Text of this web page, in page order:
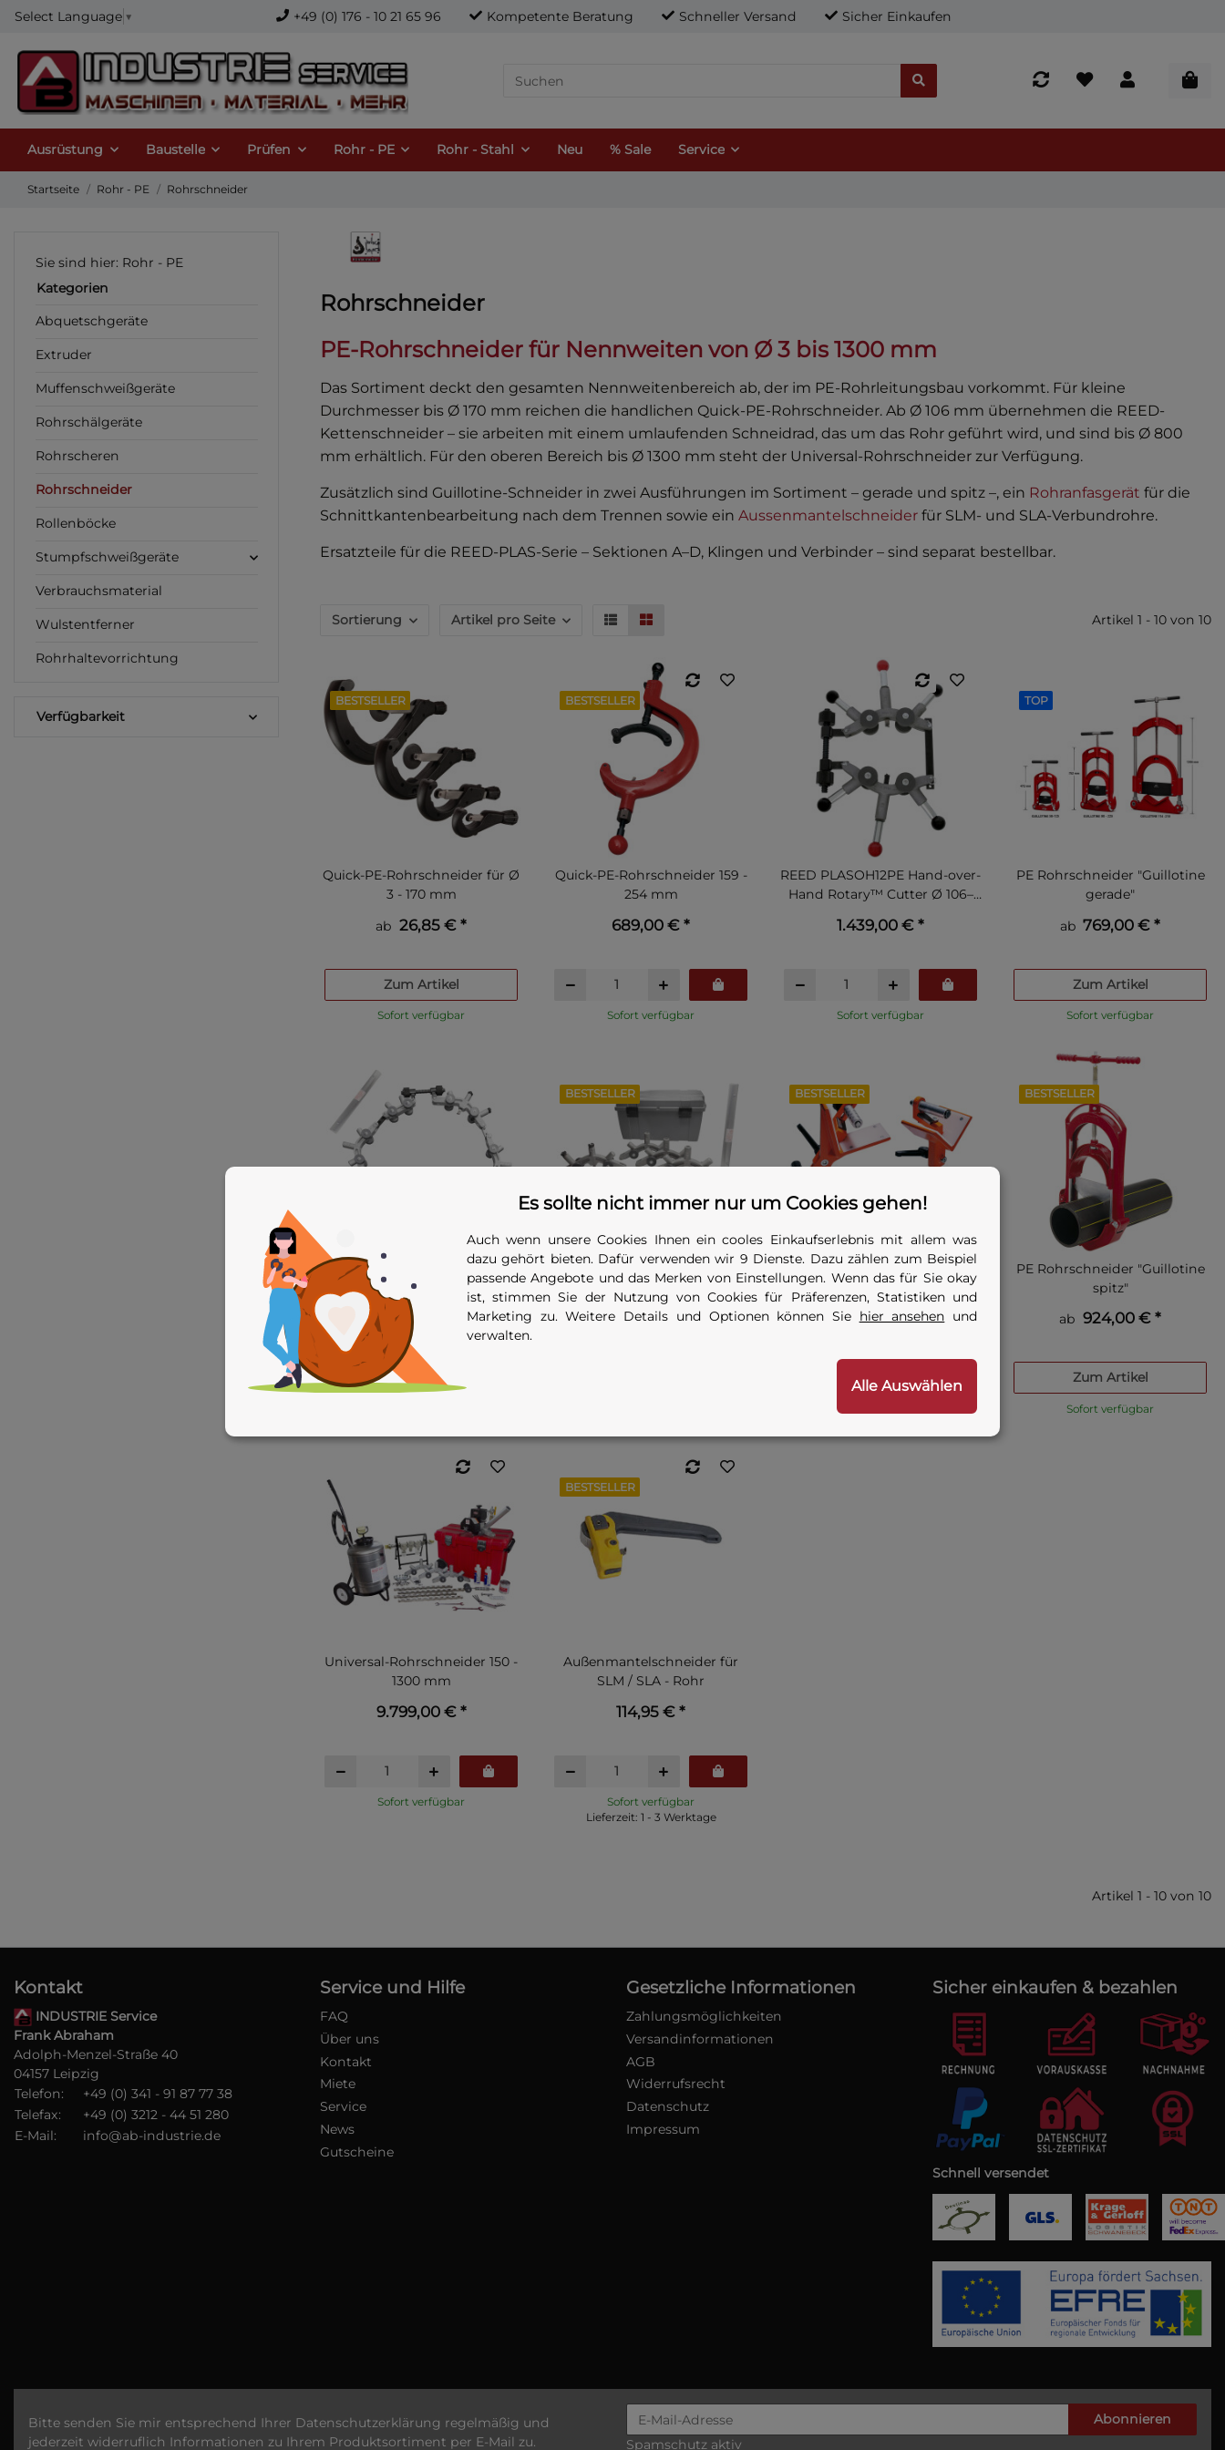
Select Language ▼ +49 (0) 176 - 10 21 65 96 Kompetente Beratung Schneller Versand Sicher Einkaufen
Ausrüstung Baustelle Prüfen Rohr - PE Rohr - Stahl Neu % Sale Service
Startseite Rohr - PE Rohrschneider
Rohrschneider
PE-Rohrschneider für Nennweiten von Ø 3 bis 1300 mm
Das Sortiment deckt den gesamten Nennweitenbereich ab, der im PE-Rohrleitungsbau vorkommt. Für kleine
Durchmesser bis Ø 170 mm reichen die handlichen Quick-PE-Rohrschneider. Ab Ø 106 mm übernehmen die REED-
Kettenschneider – sie arbeiten mit einem umlaufenden Schneidrad, das um das Rohr geführt wird, und sind bis Ø 800
mm erhältlich. Für den oberen Bereich bis Ø 1300 mm steht der Universal-Rohrschneider zur Verfügung.
Zusätzlich sind Guillotine-Schneider in zwei Ausführungen im Sortiment – gerade und spitz –, ein Rohranfasgerät für die
Schnittkantenbearbeitung nach dem Trennen sowie ein Aussenmantelschneider für SLM- und SLA-Verbundrohre.
Ersatzteile für die REED-PLAS-Serie – Sektionen A–D, Klingen und Verbinder – sind separat bestellbar.
Sortierung Artikel pro Seite Artikel 1 - 10 von 10
BESTSELLER
Quick-PE-Rohrschneider für Ø
3 - 170 mm
ab 26,85 € *
Zum Artikel
Sofort verfügbar
BESTSELLER
Quick-PE-Rohrschneider 159 -
254 mm
689,00 € *
Sofort verfügbar
REED PLASOH12PE Hand-over-
Hand Rotary™ Cutter Ø 106–
1.439,00 € *
Sofort verfügbar
TOP
PE Rohrschneider "Guillotine
gerade"
ab 769,00 €*
Zum Artikel
Sofort verfügbar
REED PLAS1PE / 2PE / 3PE /
4PE Rohrabschneider Ø 160–
800 mm
1.049,00 € - 1.979,00 €*
Zum Artikel
BESTSELLER
REED PLAS Rohrabschneider
Ersatzteile (Sektionen A–D,
Klingen, Verbinder)
ab 19,00 €*
BESTSELLER
Rohranfasgerät
99,95 € -129,95 €*
Zum Artikel
Sofort verfügbar
BESTSELLER
PE Rohrschneider "Guillotine
spitz"
ab 924,00 € *
Zum Artikel
Sofort verfügbar
Universal-Rohrschneider 150 -
1300 mm
9.799,00 € *
Sofort verfügbar
BESTSELLER
Außenmantelschneider für
SLM / SLA - Rohr
114,95 € *
Sofort verfügbar
Lieferzeit: 1 - 3 Werktage
Artikel 1 - 10 von 10
Sie sind hier: Rohr - PE
Kategorien
Abquetschgeräte
Extruder
Muffenschweißgeräte
Rohrschälgeräte
Rohrscheren
Rohrschneider
Rollenböcke
Stumpfschweißgeräte
Verbrauchsmaterial
Wulstentferner
Rohrhaltevorrichtung
Verfügbarkeit
Kontakt
INDUSTRIE Service
Frank Abraham
Adolph-Menzel-Straße 40
04157 Leipzig
Telefon:
+49 (0) 341 - 91 87 77 38
Telefax:
+49 (0) 3212 - 44 51 280
E-Mail:
info@ab-industrie.de
Service und Hilfe
FAQ
Über uns
Kontakt
Miete
Service
News
Gutscheine
Gesetzliche Informationen
Zahlungsmöglichkeiten
Versandinformationen
AGB
Widerrufsrecht
Datenschutz
Impressum
Sicher einkaufen & bezahlen
Schnell versendet
Bitte senden Sie mir entsprechend Ihrer Datenschutzerklärung regelmäßig und
jederzeit widerruflich Informationen zu Ihrem Produktsortiment per E-Mail zu.
Abonnieren
Spamschutz aktiv
Es sollte nicht immer nur um Cookies gehen!
Auch wenn unsere Cookies Ihnen ein cooles Einkaufserlebnis mit allem was
dazu gehört bieten. Dafür verwenden wir 9 Dienste. Dazu zählen zum Beispiel
passende Angebote und das Merken von Einstellungen. Wenn das für Sie okay
ist, stimmen Sie der Nutzung von Cookies für Präferenzen, Statistiken und
Marketing zu. Weitere Details und Optionen können Sie hier ansehen und
verwalten.
Alle Auswählen